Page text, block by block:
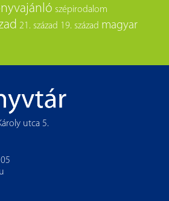
szépirodalom
21. század 19. század magyar
utca 5.